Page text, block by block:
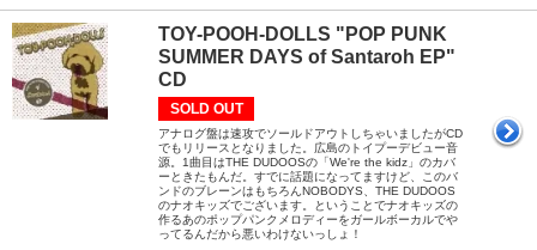
TOY-POOH-DOLLS "POP PUNK
SUMMER DAYS of Santaroh EP"
CD
SOLD OUT
アナログ盤は速攻でソールドアウトしちゃいましたがCD
でもリリースとなりました。広島のトイプーデビュー音
源。1曲目はTHE DUDOOSの「We're the kidz」のカバ
ーときたもんだ。すでに話題になってますけど、このバ
ンドのブレーンはもちろんNOBODYS、THE DUDOOS
のナオキッズでございます。ということでナオキッズの
作るあのポップパンクメロディーをガールボーカルでや
ってるんだから悪いわけないっしょ！